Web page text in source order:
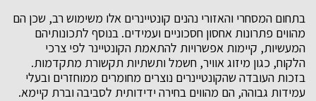
בתחום המסחרי והאזורי נהנים קונטיינרים אלו משימוש רב, שכן הם
מהווים פתרונות אחסון חסכוניים ועמידים. בנוסף לתכונותיהם
המעשיות, קיימות אפשרויות להתאמת הקונטיינר לפי צרכי
הלקוח, כגון מיזוג אוויר, חשמל ותשתיות תקשורת מתקדמות.
בזכות העובדה שהקונטיינרים נוצרים מחומרים ממוחזרים ובעלי
עמידות גבוהה, הם מהווים בחירה ידידותית לסביבה וברת קיימא.